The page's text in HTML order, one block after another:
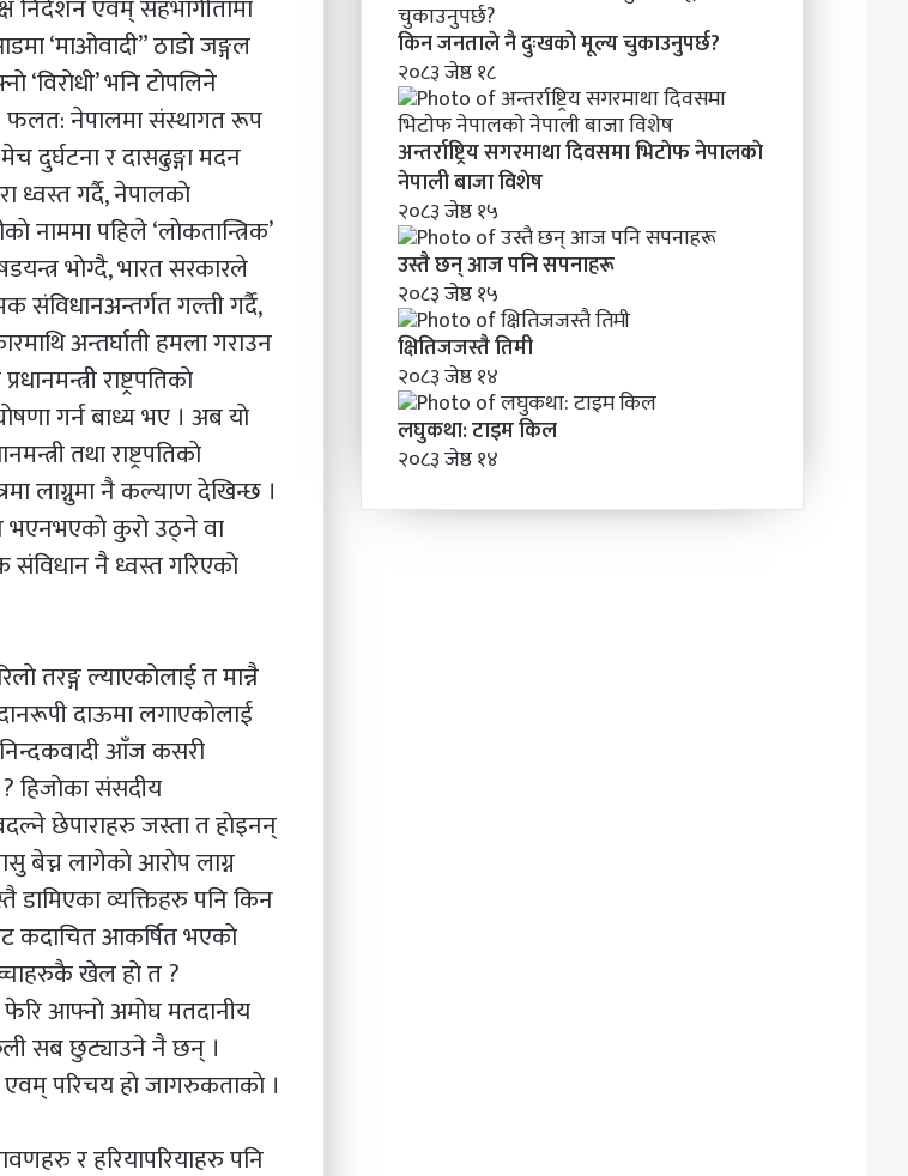
निर्देशन एवम् सहभागीतामा
‘माओवादी” ठाडाे जङ्गल
‘विराेधी’ भनि टाेपलिने
फलत: नेपालमा संस्थागत रूप
र दासढुङ्गा मदन
ध्वस्त गर्दै, नेपालकाे
नाममा पहिले ‘लाेकतान्त्रिक’
भाेग्दै, भारत सरकारले
संविधानअन्तर्गत गल्ती गर्दै,
अन्तर्घाती हमला गराउन
राष्ट्रपतिकाे
गर्न बाध्य भए । अब याे
तथा राष्ट्रपतिकाे
लाग्नुमा नै कल्याण देखिन्छ ।
भएनभएकाे कुराे उठ्ने वा
संविधान नै ध्वस्त गरिएकाे
तरङ्ग ल्याएकाेलाई त मान्नै
दाऊमा लगाएकाेलाई
आँज कसरी
हिजाेका संसदीय
छेपाराहरु जस्ता त हाेइनन्
बेच्न लागेकाे आराेप लाग्न
व्यक्तिहरु पनि किन
कदाचित आकर्षित भएकाे
खेल हाे त ?
आफ्नाे अमाेघ मतदानीय
सब छुट्याउने नै छन् ।
परिचय हाे जागरुकताकाे ।
र हरियापरियाहरु पनि
किन जनताले नै दुःखको मूल्य चुकाउनुपर्छ?
२०८३ जेष्ठ १८
अन्तर्राष्ट्रिय सगरमाथा दिवसमा भिटाेफ नेपालकाे
नेपाली बाजा विशेष
२०८३ जेष्ठ १५
उस्तै छन् आज पनि सपनाहरू
२०८३ जेष्ठ १५
क्षितिजजस्तै तिमी
२०८३ जेष्ठ १४
लघुकथा: टाइम किल
२०८३ जेष्ठ १४